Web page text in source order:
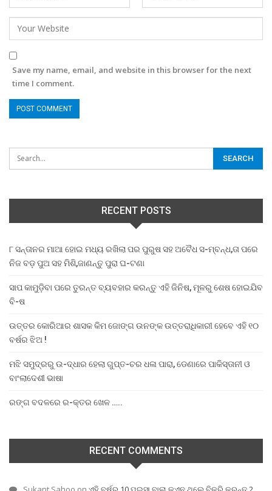
Save my name, email, and website in this browser for the next
time I comment.
RECENT POSTS
୮ ସନ୍ତାନର ମାଆ ହୋଇ ମଧ୍ୟ ରଖିଲା ପର ପୁରୁଷ ସହ ଅବୈଧ ସ-ମ୍ବନ୍ଧ,ତା ପରେ
ନିଜ ବଡ଼ ପୁଅ ସହ ମିଶି,ଜାଣନ୍ତୁ ପୁରା ଘ-ଟଣା
ସାପ କାମୁଡ଼ିବା ପରେ ତୁରନ୍ତ ବ୍ୟବହାର କରନ୍ତୁ ଏହି ଜିନିଷ, ମୂଳରୁ ଶେଷ ହୋଇଯିବ
ବି-ଷ
ଉତ୍ତର କୋରିଆର ଶାସକ କିମ ଜୋଙ୍ଗ ଉନଙ୍କ ଉତ୍ତରାଧିକାରୀ ହେବେ ଏହି ୧୦
ବର୍ଷର ଝିଅ !
ମଝି ସମୁଦ୍ରରୁ ଉ-ଦ୍ଧାର ହେଲା ଗୁପ୍ତ-ଚର ଧଳା ପାରା, ଡେଣାରେ ପାକିସ୍ତାନୀ ଓ
ବାଂଲାଦେଶୀ ଭାଷା
ରଙ୍ଗ ବଦଳରେ ର-କ୍ତର ଖେଳ …..
RECENT COMMENTS